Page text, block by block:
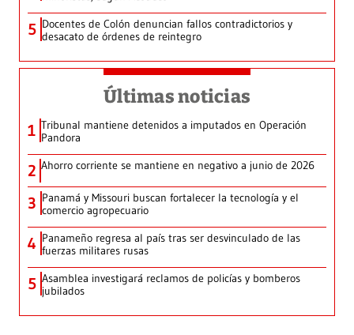
5 Docentes de Colón denuncian fallos contradictorios y
desacato de órdenes de reintegro
Últimas noticias
1 Tribunal mantiene detenidos a imputados en Operación
Pandora
2 Ahorro corriente se mantiene en negativo a junio de 2026
3 Panamá y Missouri buscan fortalecer la tecnología y el
comercio agropecuario
4 Panameño regresa al país tras ser desvinculado de las
fuerzas militares rusas
5 Asamblea investigará reclamos de policías y bomberos
jubilados